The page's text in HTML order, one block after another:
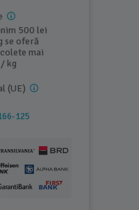
500 lei
se oferă
mai
kg
(UE)
125